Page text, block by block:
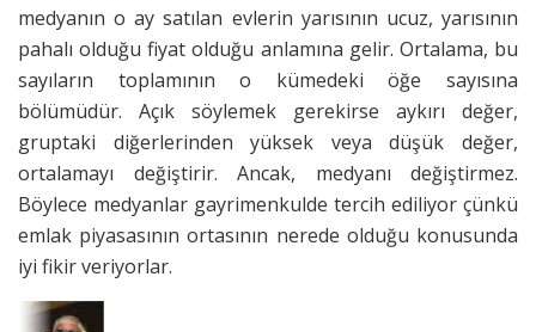
medyanın o ay satılan evlerin yarısının ucuz, yarısının
pahalı olduğu fiyat olduğu anlamına gelir. Ortalama, bu
sayıların toplamının o kümedeki öğe sayısına
bölümüdür. Açık söylemek gerekirse aykırı değer,
gruptaki diğerlerinden yüksek veya düşük değer,
ortalamayı değiştirir. Ancak, medyanı değiştirmez.
Böylece medyanlar gayrimenkulde tercih ediliyor çünkü
emlak piyasasının ortasının nerede olduğu konusunda
iyi fikir veriyorlar.